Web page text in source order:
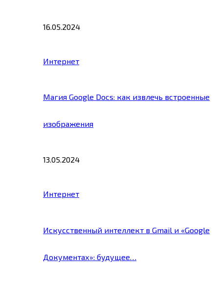
16.05.2024
Интернет
Магия Google Docs: как извлечь встроенные
изображения
13.05.2024
Интернет
Искусственный интеллект в Gmail и «Google
Документах»: будущее…